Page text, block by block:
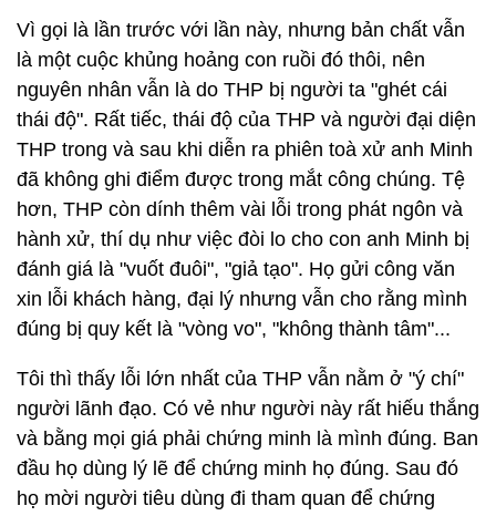
Vì gọi là lần trước với lần này, nhưng bản chất vẫn
là một cuộc khủng hoảng con ruồi đó thôi, nên
nguyên nhân vẫn là do THP bị người ta "ghét cái
thái độ". Rất tiếc, thái độ của THP và người đại diện
THP trong và sau khi diễn ra phiên toà xử anh Minh
đã không ghi điểm được trong mắt công chúng. Tệ
hơn, THP còn dính thêm vài lỗi trong phát ngôn và
hành xử, thí dụ như việc đòi lo cho con anh Minh bị
đánh giá là "vuốt đuôi", "giả tạo". Họ gửi công văn
xin lỗi khách hàng, đại lý nhưng vẫn cho rằng mình
đúng bị quy kết là "vòng vo", "không thành tâm"...
Tôi thì thấy lỗi lớn nhất của THP vẫn nằm ở "ý chí"
người lãnh đạo. Có vẻ như người này rất hiếu thắng
và bằng mọi giá phải chứng minh là mình đúng. Ban
đầu họ dùng lý lẽ để chứng minh họ đúng. Sau đó
họ mời người tiêu dùng đi tham quan để chứng